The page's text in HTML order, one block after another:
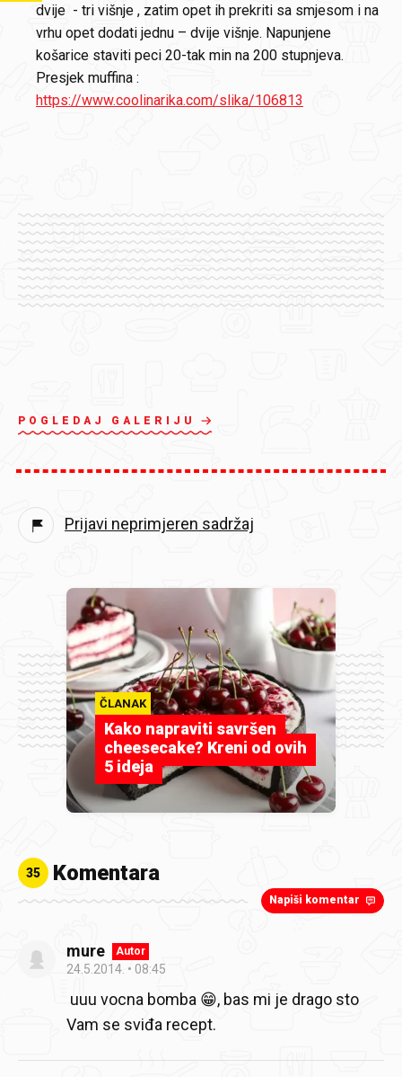
dvije - tri višnje , zatim opet ih prekriti sa smjesom i na
vrhu opet dodati jednu – dvije višnje. Napunjene
košarice staviti peci 20-tak min na 200 stupnjeva.
Presjek muffina :
https://www.coolinarika.com/slika/106813
POGLEDAJ GALERIJU
Prijavi neprimjeren sadržaj
ČLANAK
Kako napraviti savršen
cheesecake? Kreni od ovih
5 ideja
35 Komentara
Napiši komentar
mure Autor
24.5.2014. 08:45
uuu vocna bomba 😁, bas mi je drago sto
Vam se sviđa recept.